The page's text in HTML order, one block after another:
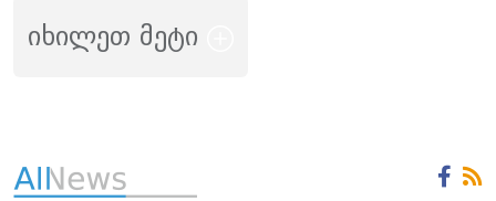
იხილეთ მეტი